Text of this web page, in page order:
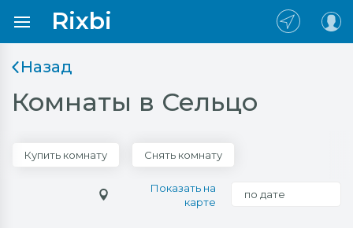
Rixbi
Назад
Комнаты в Сельцо
Купить комнату Снять комнату
Показать на
карте
по дате